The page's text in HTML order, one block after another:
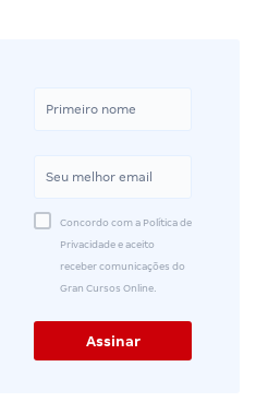
Concordo com a Política de
Privacidade e aceito
receber comunicações do
Gran Cursos Online.